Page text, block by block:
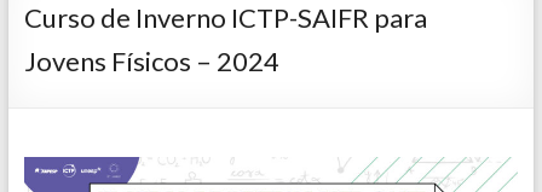
Curso de Inverno ICTP-SAIFR para
Jovens Físicos – 2024